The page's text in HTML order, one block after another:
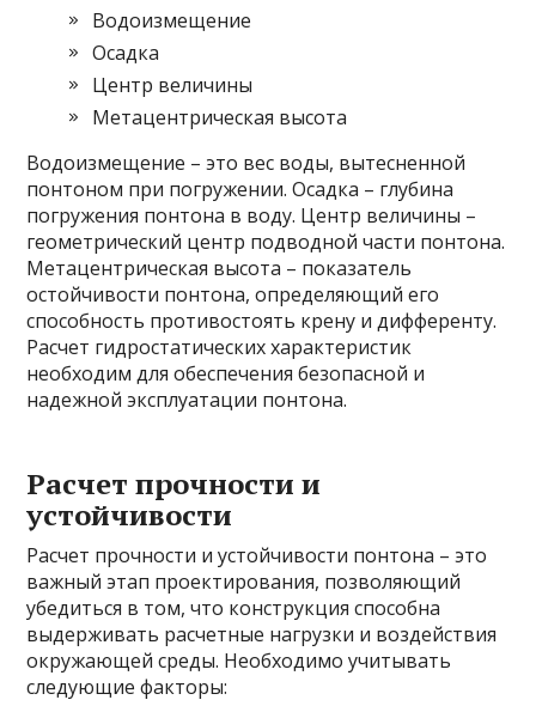
Водоизмещение
Осадка
Центр величины
Метацентрическая высота
Водоизмещение – это вес воды, вытесненной
понтоном при погружении. Осадка – глубина
погружения понтона в воду. Центр величины –
геометрический центр подводной части понтона.
Метацентрическая высота – показатель
остойчивости понтона, определяющий его
способность противостоять крену и дифференту.
Расчет гидростатических характеристик
необходим для обеспечения безопасной и
надежной эксплуатации понтона.
Расчет прочности и
устойчивости
Расчет прочности и устойчивости понтона – это
важный этап проектирования, позволяющий
убедиться в том, что конструкция способна
выдерживать расчетные нагрузки и воздействия
окружающей среды. Необходимо учитывать
следующие факторы: